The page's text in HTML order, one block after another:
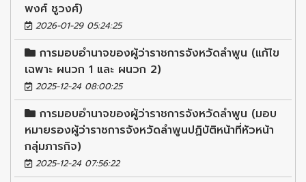
พงศ์ ชูวงศ์)
2026-01-29 05:24:25
การมอบอำนาจของผู้ว่าราชการจังหวัดลำพูน (แก้ไข
เฉพาะ ผนวก 1 และ ผนวก 2)
2025-12-24 08:00:25
การมอบอำนาจของผู้ว่าราชการจังหวัดลำพูน (มอบ
หมายรองผู้ว่าราชการจังหวัดลำพูนปฏิบัติหน้าที่หัวหน้า
กลุ่มภารกิจ)
2025-12-24 07:56:22